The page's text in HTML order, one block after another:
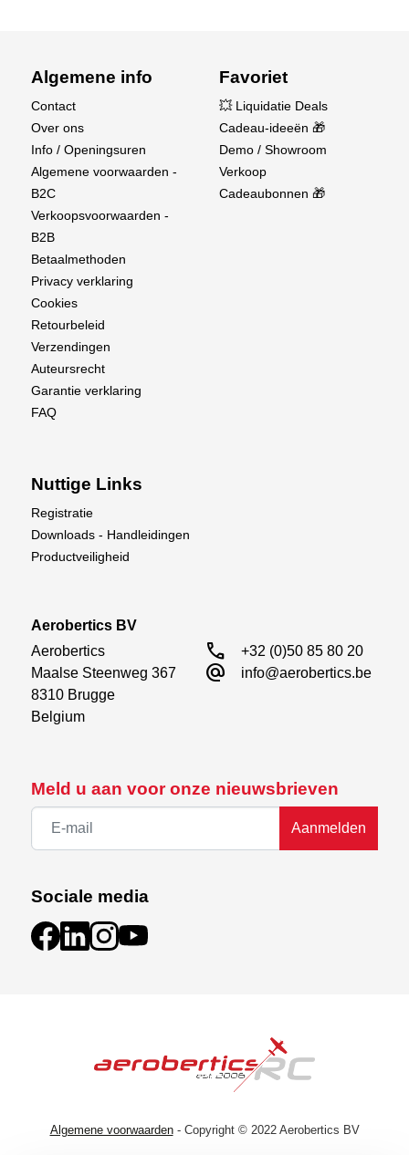
Meld u aan voor onze nieuwsbrieven
Aanmelden
Sociale media
Algemene info
Contact
Over ons
Info / Openingsuren
Algemene voorwaarden -
B2C
Verkoopsvoorwaarden -
B2B
Betaalmethoden
Privacy verklaring
Cookies
Retourbeleid
Verzendingen
Auteursrecht
Garantie verklaring
FAQ
Favoriet
💥 Liquidatie Deals
Cadeau-ideeën 🎁
Demo / Showroom
Verkoop
Cadeaubonnen 🎁
Nuttige Links
Registratie
Downloads - Handleidingen
Productveiligheid
Aerobertics BV
Aerobertics
Maalse Steenweg 367
8310 Brugge
Belgium
call +32 (0)50 85 80 20
alternate_email info@aerobertics.be
Algemene voorwaarden - Copyright © 2022 Aerobertics BV